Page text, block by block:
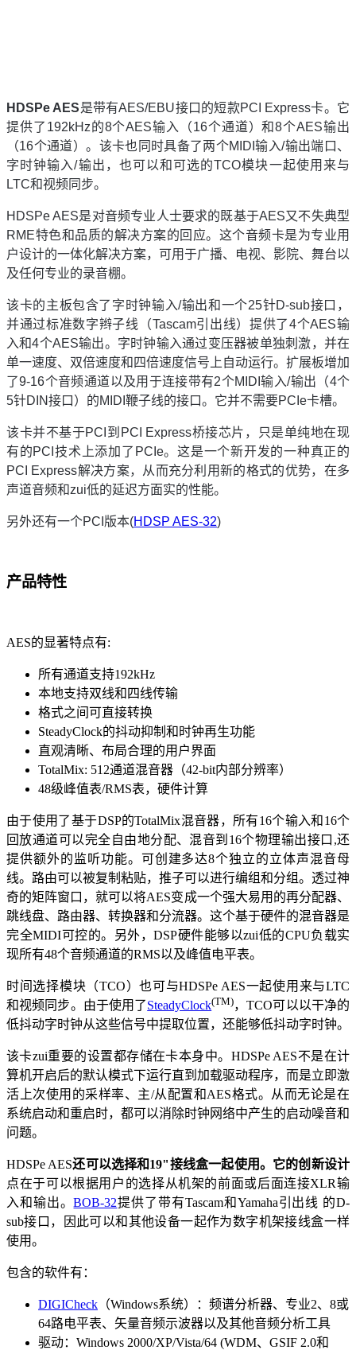
HDSPe AES是带有AES/EBU接口的短款PCI Express卡。它
提供了192kHz的8个AES输入（16个通道）和8个AES输出
（16个通道）。该卡也同时具备了两个MIDI输入/输出端口、
字时钟输入/输出，也可以和可选的TCO模块一起使用来与
LTC和视频同步。
HDSPe AES是对音频专业人士要求的既基于AES又不失典型
RME特色和品质的解决方案的回应。这个音频卡是为专业用
户设计的一体化解决方案，可用于广播、电视、影院、舞台以
及任何专业的录音棚。
该卡的主板包含了字时钟输入/输出和一个25针D-sub接口，
并通过标准数字辫子线（Tascam引出线）提供了4个AES输
入和4个AES输出。字时钟输入通过变压器被单独刺激，并在
单一速度、双倍速度和四倍速度信号上自动运行。扩展板增加
了9-16个音频通道以及用于连接带有2个MIDI输入/输出（4个
5针DIN接口）的MIDI鞭子线的接口。它并不需要PCIe卡槽。
该卡并不基于PCI到PCI Express桥接芯片，只是单纯地在现
有的PCI技术上添加了PCIe。这是一个新开发的一种真正的
PCI Express解决方案，从而充分利用新的格式的优势，在多
声道音频和zui低的延迟方面实的性能。
另外还有一个PCI版本(HDSP AES-32)
产品特性
AES的显著特点有:
所有通道支持192kHz
本地支持双线和四线传输
格式之间可直接转换
SteadyClock的抖动抑制和时钟再生功能
直观清晰、布局合理的用户界面
TotalMix: 512通道混音器（42-bit内部分辨率）
48级峰值表/RMS表，硬件计算
由于使用了基于DSP的TotalMix混音器，所有16个输入和16个
回放通道可以完全自由地分配、混音到16个物理输出接口,还
提供额外的监听功能。可创建多达8个独立的立体声混音母
线。路由可以被复制粘贴，推子可以进行编组和分组。透过神
奇的矩阵窗口，就可以将AES变成一个强大易用的再分配器、
跳线盘、路由器、转换器和分流器。这个基于硬件的混音器是
完全MIDI可控的。另外，DSP硬件能够以zui低的CPU负载实
现所有48个音频通道的RMS以及峰值电平表。
时间选择模块（TCO）也可与HDSPe AES一起使用来与LTC
和视频同步。由于使用了SteadyClock(TM)，TCO可以以干净的
低抖动字时钟从这些信号中提取位置，还能够低抖动字时钟。
该卡zui重要的设置都存储在卡本身中。HDSPe AES不是在计
算机开启后的默认模式下运行直到加载驱动程序，而是立即激
活上次使用的采样率、主/从配置和AES格式。从而无论是在
系统启动和重启时，都可以消除时钟网络中产生的启动噪音和
问题。
HDSPe AES还可以选择和19"接线盒一起使用。它的创新设计
点在于可以根据用户的选择从机架的前面或后面连接XLR输
入和输出。BOB-32提供了带有Tascam和Yamaha引出线 的D-
sub接口，因此可以和其他设备一起作为数字机架接线盒一样
使用。
包含的软件有：
DIGICheck （Windows系统）：频谱分析器、专业2、8或
64路电平表、矢量音频示波器以及其他音频分析工具
驱动：Windows 2000/XP/Vista/64 (WDM、GSIF 2.0和